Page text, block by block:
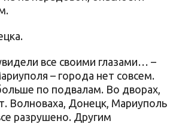
все своими глазами… –
– города нет совсем.
по подвалам. Во дворах,
Волноваха, Донецк, Мариуполь
разрушено. Другим